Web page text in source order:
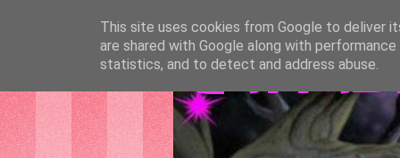
This site uses cookies from Google to deliver
are shared with Google along with
statistics, and to detect and address abuse.